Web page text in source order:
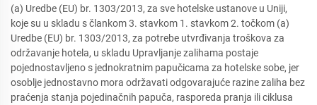
(a) Uredbe (EU) br. 1303/2013, za sve hotelske ustanove u Uniji,
koje su u skladu s člankom 3. stavkom 1. stavkom 2. točkom (a)
Uredbe (EU) br. 1303/2013, za potrebe utvrđivanja troškova za
održavanje hotela, u skladu Upravljanje zalihama postaje
pojednostavljeno s jednokratnim papučicama za hotelske sobe, jer
osoblje jednostavno mora održavati odgovarajuće razine zaliha bez
praćenja stanja pojedinačnih papuča, rasporeda pranja ili ciklusa